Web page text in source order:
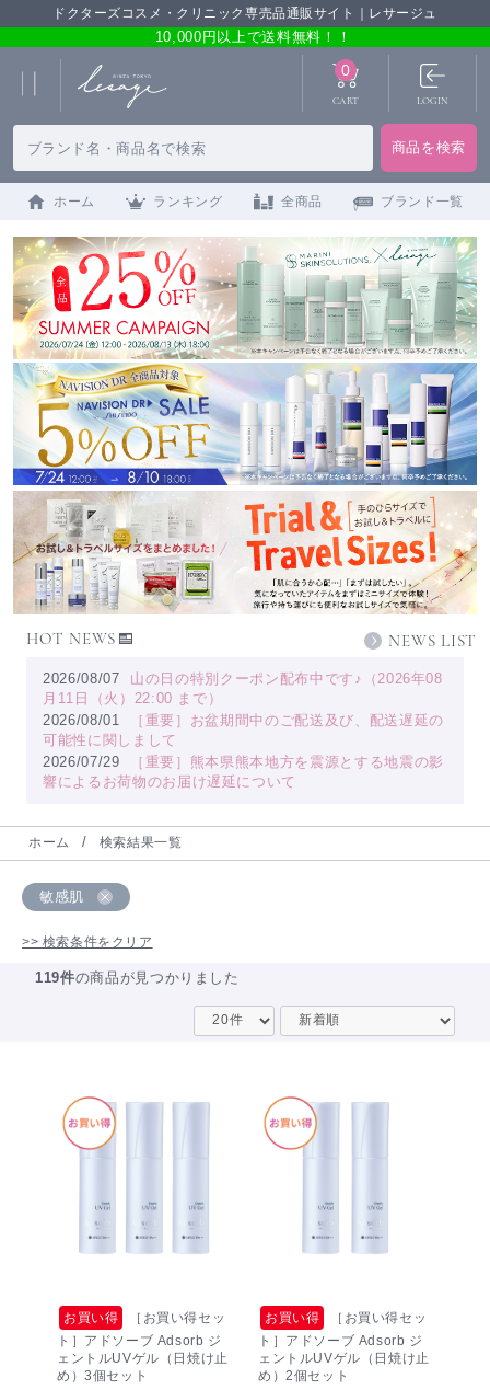
ドクターズコスメ・クリニック専売品通販サイト｜レサージュ
10,000円以上で送料無料！！
0
CART LOGIN
ホーム ランキング 全商品 ブランド一覧
HOT NEWS NEWS LIST
2026/08/07
山の日の特別クーポン配布中です♪（2026年08
月11日（火）22:00 まで）
2026/08/01
［重要］お盆期間中のご配送及び、配送遅延の
可能性に関しまして
2026/07/29
［重要］熊本県熊本地方を震源とする地震の影
響によるお荷物のお届け遅延について
ホーム 検索結果一覧
敏感肌
>> 検索条件をクリア
119件の商品が見つかりました
お買い得
［お買い得セッ
ト］アドソーブ Adsorb ジ
ェントルUVゲル（日焼け止
め）3個セット
お買い得
［お買い得セッ
ト］アドソーブ Adsorb ジ
ェントルUVゲル（日焼け止
め）2個セット